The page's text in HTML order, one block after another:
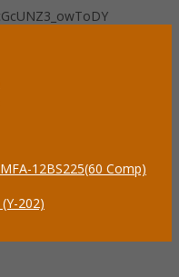
12BS225(60 Comp)
202)